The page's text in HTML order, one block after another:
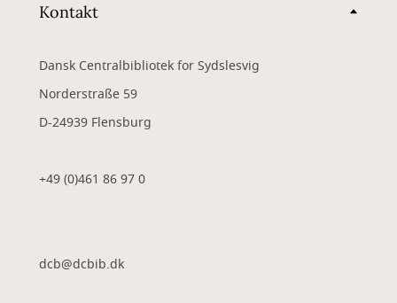
Kontakt
Dansk Centralbibliotek for Sydslesvig
Norderstraße 59
D-24939 Flensburg
+49 (0)461 86 97 0
dcb@dcbib.dk